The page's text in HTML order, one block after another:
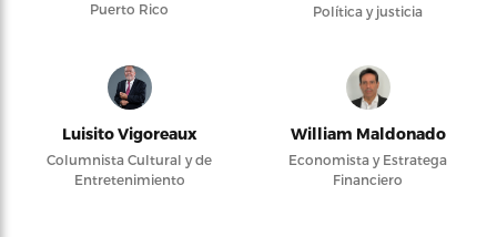
Puerto Rico
Política y justicia
Luisito Vigoreaux
Columnista Cultural y de
Entretenimiento
William Maldonado
Economista y Estratega
Financiero